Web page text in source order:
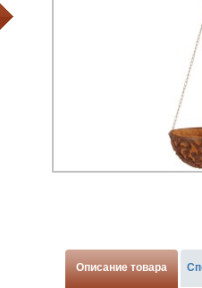
Описание товара